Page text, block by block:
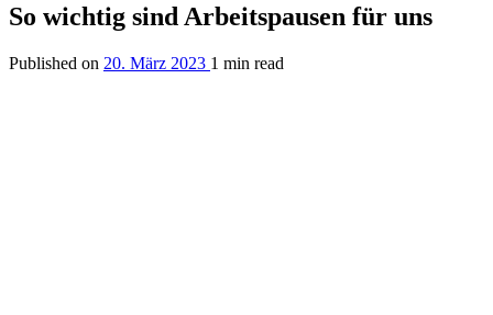
So wichtig sind Arbeitspausen für uns
Published on 20. März 2023 1 min read